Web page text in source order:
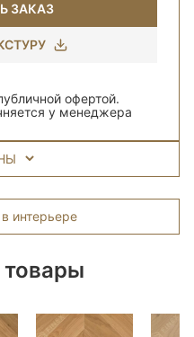
ЗАКАЗ
офертой.
у менеджера
интерьере